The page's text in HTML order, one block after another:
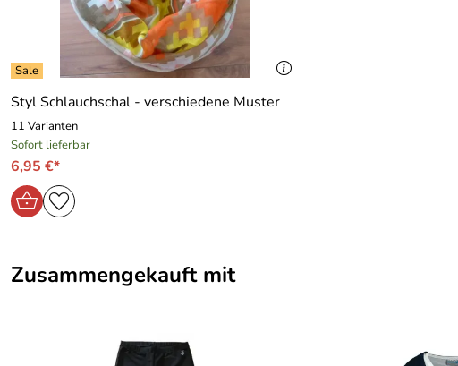
Styl Schlauchschal - verschiedene Muster
11 Varianten
Sofort lieferbar
6,95 €*
Zusammengekauft mit